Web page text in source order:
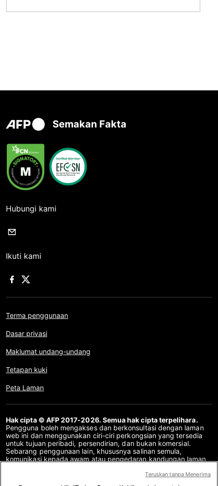
Semakan Fakta
Hubungi kami
Ikuti kami
Terma penggunaan
Dasar privasi
Maklumat undang-undang
Tetapan kuki
Peta Laman
Hak cipta © AFP 2017-2026. Semua hak cipta terpelihara.
Pengguna boleh mengakses dan berkonsultasi dengan laman
web ini dan menggunakan ciri-ciri perkongsian yang tersedia
untuk tujuan peribadi, persendirian, dan bukan komersial.
Sebarang penggunaan lain, khususnya salinan semula,
komunikasi kepada awam atau pengedaran kandungan laman
sebarang tujuan lain dan/atau dengan cara lain, tanpa
Teruskan tanpa Menerima